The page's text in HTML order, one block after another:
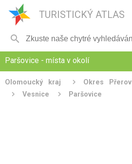
TURISTICKÝ ATLAS

Paršovice - místa v okolí
Olomoucký kraj Okres Přerov
Vesnice
Paršovice